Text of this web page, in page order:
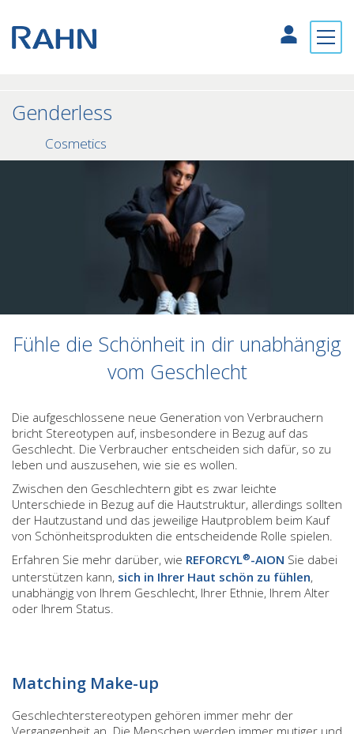
Genderless
Cosmetics
Fühle die Schönheit in dir unabhängig
vom Geschlecht
Die aufgeschlossene neue Generation von Verbrauchern
bricht Stereotypen auf, insbesondere in Bezug auf das
Geschlecht. Die Verbraucher entscheiden sich dafür, so zu
leben und auszusehen, wie sie es wollen.
Zwischen den Geschlechtern gibt es zwar leichte
Unterschiede in Bezug auf die Hautstruktur, allerdings sollten
der Hautzustand und das jeweilige Hautproblem beim Kauf
von Schönheitsprodukten die entscheidende Rolle spielen.
Erfahren Sie mehr darüber, wie REFORCYL®-AION Sie dabei
unterstützen kann, sich in Ihrer Haut schön zu fühlen,
unabhängig von Ihrem Geschlecht, Ihrer Ethnie, Ihrem Alter
oder Ihrem Status.
Matching Make-up
Geschlechterstereotypen gehören immer mehr der